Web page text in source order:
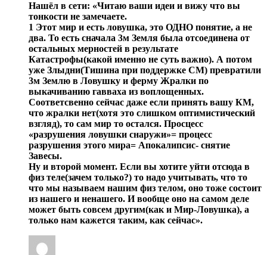
Нашёл в сети: «Читаю ваши идеи и вижу что вы
тонкости не замечаете.
1 Этот мир и есть ловушка, это ОДНО понятие, а не
два. То есть сначала 3м Земля была отсоединена от
остальных мерностей в результате
Катастрофы(какой именно не суть важно). А потом
уже Злыдни(Тишина при поддержке СМ) превратили
3м Землю в Ловушку и ферму Жралки по
выкачиванию гавваха из воплощенных.
Соответсвенно сейчас даже если принять вашу КМ,
что жралки нет(хотя это слишком оптимистический
взгляд), то сам мир то остался. Просцесс
«разрушения ловушки снаружи»= процесс
разрушения этого мира= Апокалипсис- снятие
Завесы.
Ну и второй момент. Если вы хотите уйти отсюда в
физ теле(зачем только?) то надо учитывать, что то
что мы называем нашим физ телом, оно тоже состоит
из нашего и ненашего. И вообще оно на самом деле
может быть совсем другим(как и Мир-Ловушка), а
только нам кажется таким, как сейчас».